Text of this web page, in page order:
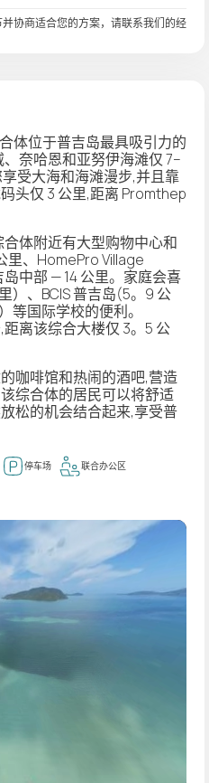
协商适合您的方案，请联系我们的经
体位于普吉岛最具吸引力的
奈哈恩和亚努伊海滩仅 7–
受大海和海滩漫步,并且靠
头仅 3 公里,距离 Promthep
体附近有大型购物中心和
里、HomePro Village
中部 — 14 公里。家庭会喜
）、BCIS 普吉岛(5。9 公
等国际学校的便利。
离该综合大楼仅 3。5 公
咖啡馆和热闹的酒吧,营造
综合体的居民可以将舒适
松的机会结合起来,享受普
停车场 联合办公区